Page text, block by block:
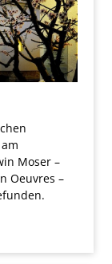
Moser –
Oeuvres –